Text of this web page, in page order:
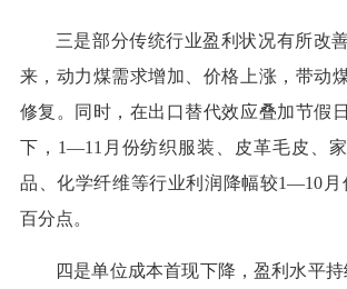
三是部分传统行业盈利状况有所改
来，动力煤需求增加、价格上涨，带动
修复。同时，在出口替代效应叠加节假
下，1—11月份纺织服装、皮革毛皮、
品、化学纤维等行业利润降幅较1—10月
百分点。
四是单位成本首现下降，盈利水平